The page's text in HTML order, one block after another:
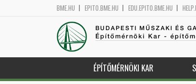
BME.HU EPITO.BME.HU EDU.EPITO.BME.HU
BUDAPESTI MŰSZAKI ÉS
Építőmérnöki Kar -
ÉPÍTŐMÉRNÖKI KAR